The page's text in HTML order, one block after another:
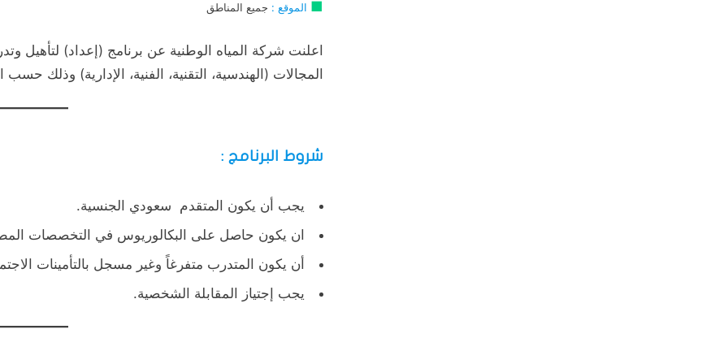
■ الموقع : جميع المناطق
اعلنت شركة المياه الوطنية عن برنامج (إعداد) لتأهيل
المجالات (الهندسية، التقنية، الفنية، الإدارية) وذلك حسب
شروط البرنامج :
يجب أن يكون المتقدم سعودي الجنسية.
ان يكون حاصل على البكالوريوس في التخصصات
أن يكون المتدرب متفرغاً وغير مسجل بالتأمينات
يجب إجتياز المقابلة الشخصية.